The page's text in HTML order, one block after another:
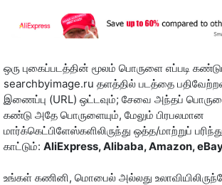
ஒரு புகைப்படத்தின் மூலம் பொருளை எப்படி
searchbyimage.ru தளத்தில் படத்தை
இணைப்பு (URL) ஒட்டவும்; சேவை அந்தப்
கண்டு அதே பொருளையும், மேலும் பிரபலமான
மார்க்கெட்பிளேஸ்களிலிருந்து ஒத்த/மாற்றுப்
காட்டும்: AliExpress, Alibaba, Amazon,
உங்கள் கணினி, மொபைல் அல்லது